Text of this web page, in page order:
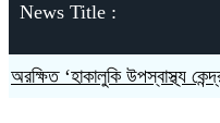
News Title :
‘হাকালুকি উপস্বাস্থ্য